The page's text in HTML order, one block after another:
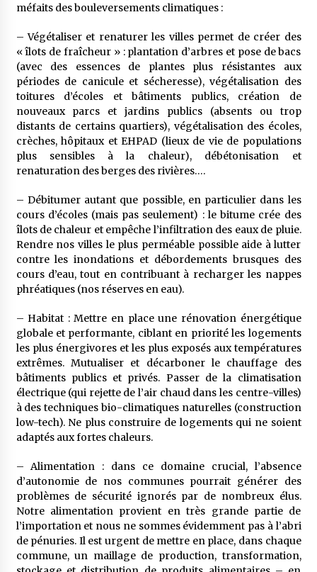
méfaits des bouleversements climatiques :
– Végétaliser et renaturer les villes permet de créer des
« îlots de fraîcheur » : plantation d’arbres et pose de bacs
(avec des essences de plantes plus résistantes aux
périodes de canicule et sécheresse), végétalisation des
toitures d’écoles et bâtiments publics, création de
nouveaux parcs et jardins publics (absents ou trop
distants de certains quartiers), végétalisation des écoles,
crèches, hôpitaux et EHPAD (lieux de vie de populations
plus sensibles à la chaleur), débétonisation et
renaturation des berges des rivières….
– Débitumer autant que possible, en particulier dans les
cours d’écoles (mais pas seulement) : le bitume crée des
îlots de chaleur et empêche l’infiltration des eaux de pluie.
Rendre nos villes le plus perméable possible aide à lutter
contre les inondations et débordements brusques des
cours d’eau, tout en contribuant à recharger les nappes
phréatiques (nos réserves en eau).
– Habitat : Mettre en place une rénovation énergétique
globale et performante, ciblant en priorité les logements
les plus énergivores et les plus exposés aux températures
extrêmes. Mutualiser et décarboner le chauffage des
bâtiments publics et privés. Passer de la climatisation
électrique (qui rejette de l’air chaud dans les centre-villes)
à des techniques bio-climatiques naturelles (construction
low-tech). Ne plus construire de logements qui ne soient
adaptés aux fortes chaleurs.
– Alimentation : dans ce domaine crucial, l’absence
d’autonomie de nos communes pourrait générer des
problèmes de sécurité ignorés par de nombreux élus.
Notre alimentation provient en très grande partie de
l’importation et nous ne sommes évidemment pas à l’abri
de pénuries. Il est urgent de mettre en place, dans chaque
commune, un maillage de production, transformation,